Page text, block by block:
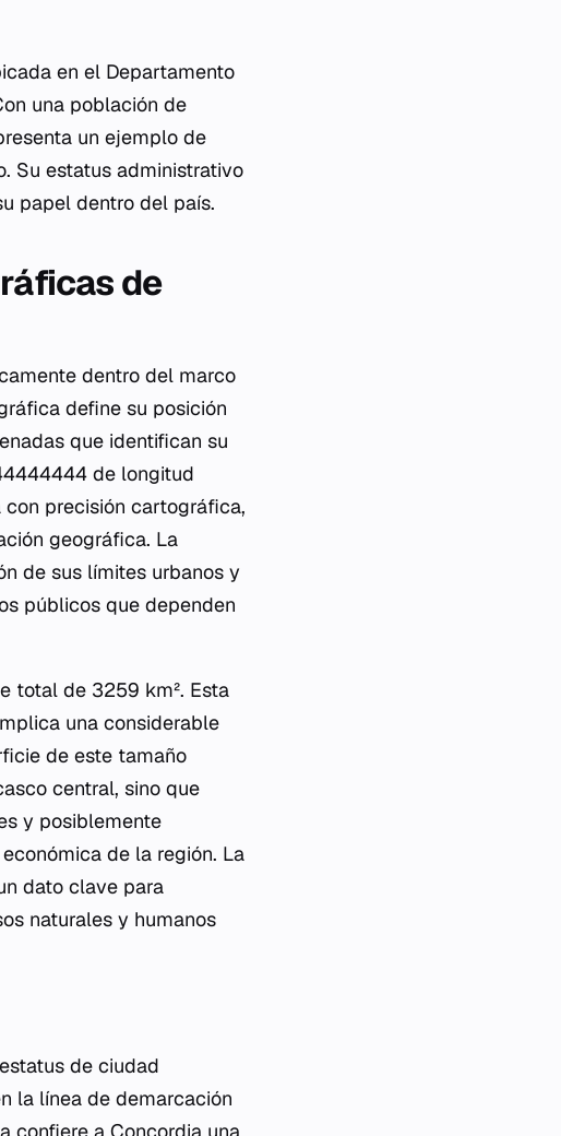
en el Departamento
una población de
un ejemplo de
Su estatus administrativo
papel dentro del país.
de
dentro del marco
define su posición
que identifican su
de longitud
precisión cartográfica,
geográfica. La
de sus límites urbanos y
públicos que dependen
total de 3259 km². Esta
una considerable
de este tamaño
central, sino que
y posiblemente
de la región. La
dato clave para
naturales y humanos
de ciudad
la línea de demarcación
confiere a Concordia una